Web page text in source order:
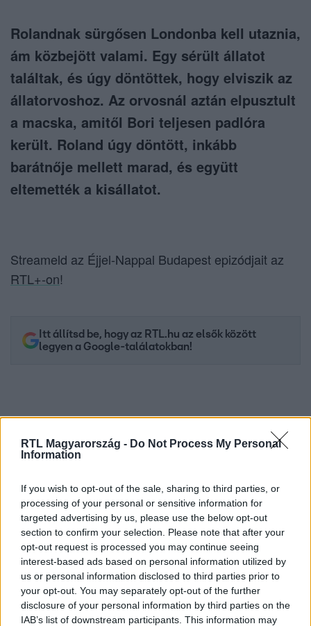
RTL Magyarország - Do Not Process My Personal
Information
If you wish to opt-out of the sale, sharing to third parties, or
processing of your personal or sensitive information for
targeted advertising by us, please use the below opt-out
section to confirm your selection. Please note that after your
opt-out request is processed you may continue seeing
interest-based ads based on personal information utilized by
us or personal information disclosed to third parties prior to
your opt-out. You may separately opt-out of the further
disclosure of your personal information by third parties on the
IAB’s list of downstream participants. This information may
Rolandnak sürgősen Londonba kell utaznia,
ám közbejött valami. Egy sérült állatot
találtak, és úgy döntöttek, hogy elviszik az
állatorvoshoz. Az orvosnál aztán elpusztult
a macska, amitől Bori teljesen padlóra
került. Roland úgy döntött, inkább
barátnője mellett marad, és együtt
eltemették a kisállatot.
Streameld az Éjjel-Nappal Budapest epizódjait az
RTL+-on!
Itt állítsd be, hogy az RTL.hu az elsők között
legyen a Google-találatokban!
Kövess minket, és értesülj a friss hírekről a
Facebookon is!